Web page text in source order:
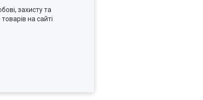
захисту та
на сайті